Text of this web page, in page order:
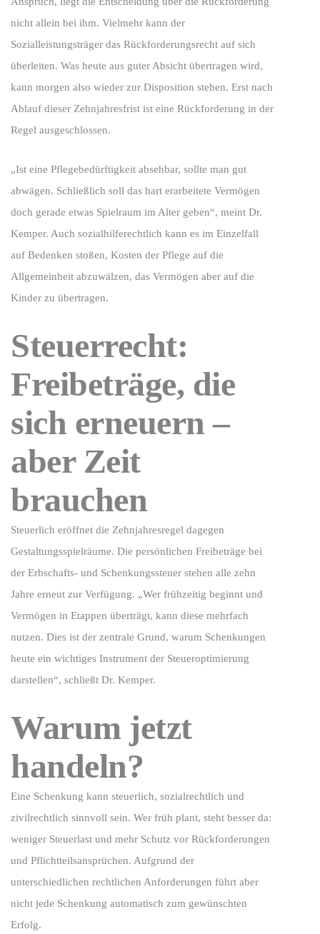
nicht allein bei ihm. Vielmehr kann der
Sozialleistungsträger das Rückforderungsrecht auf sich
überleiten. Was heute aus guter Absicht übertragen wird,
kann morgen also wieder zur Disposition stehen. Erst nach
Ablauf dieser Zehnjahresfrist ist eine Rückforderung in der
Regel ausgeschlossen.
„Ist eine Pflegebedürftigkeit absehbar, sollte man gut
abwägen. Schließlich soll das hart erarbeitete Vermögen
doch gerade etwas Spielraum im Alter geben“, meint Dr.
Kemper. Auch sozialhilferechtlich kann es im Einzelfall
auf Bedenken stoßen, Kosten der Pflege auf die
Allgemeinheit abzuwälzen, das Vermögen aber auf die
Kinder zu übertragen.
Steuerrecht:
Freibeträge, die
sich erneuern –
aber Zeit
brauchen
Steuerlich eröffnet die Zehnjahresregel dagegen
Gestaltungsspielräume. Die persönlichen Freibeträge bei
der Erbschafts- und Schenkungssteuer stehen alle zehn
Jahre erneut zur Verfügung. „Wer frühzeitig beginnt und
Vermögen in Etappen überträgt, kann diese mehrfach
nutzen. Dies ist der zentrale Grund, warum Schenkungen
heute ein wichtiges Instrument der Steueroptimierung
darstellen“, schließt Dr. Kemper.
Warum jetzt
handeln?
Eine Schenkung kann steuerlich, sozialrechtlich und
zivilrechtlich sinnvoll sein. Wer früh plant, steht besser da:
weniger Steuerlast und mehr Schutz vor Rückforderungen
und Pflichtteilsansprüchen. Aufgrund der
unterschiedlichen rechtlichen Anforderungen führt aber
nicht jede Schenkung automatisch zum gewünschten
Erfolg.